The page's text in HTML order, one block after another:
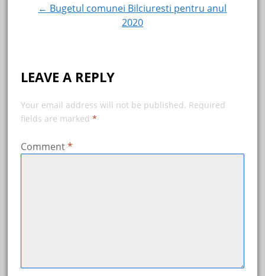
← Bugetul comunei Bilciuresti pentru anul
2020
LEAVE A REPLY
Your email address will not be published. Required
fields are marked *
Comment*